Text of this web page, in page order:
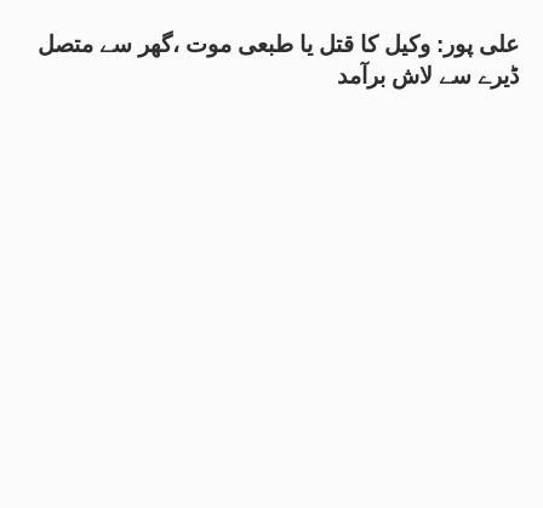
علی پور: وکیل کا قتل یا طبعی موت ،گھر سے متصل
ڈیرے سے لاش برآمد